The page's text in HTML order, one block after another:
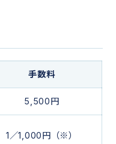
手数料
5,500円
1／1,000円（※）